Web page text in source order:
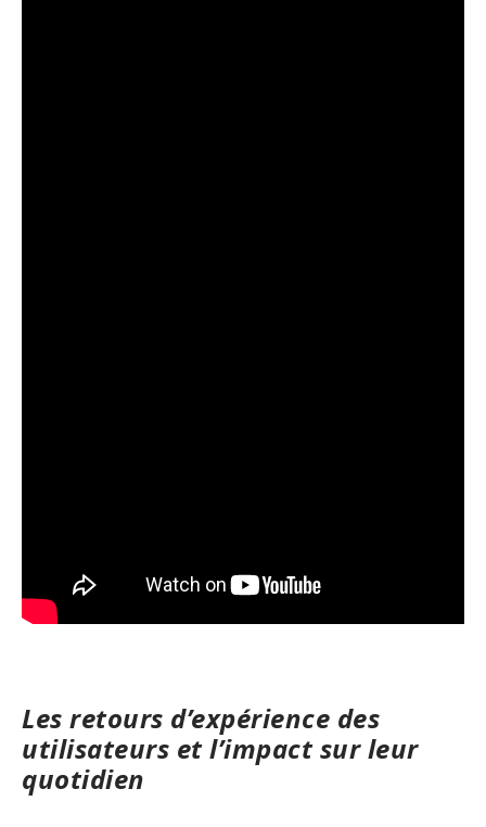
Les retours d’expérience des
utilisateurs et l’impact sur leur
quotidien